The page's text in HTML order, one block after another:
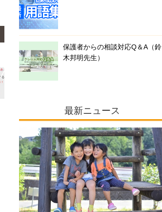
保護者からの相談対応Q＆A（鈴
木邦明先生）
最新ニュース